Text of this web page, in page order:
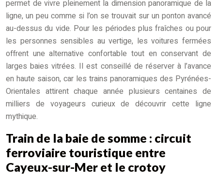
permet de vivre pleinement la dimension panoramique de la
ligne, un peu comme si l’on se trouvait sur un ponton avancé
au-dessus du vide. Pour les périodes plus fraîches ou pour
les personnes sensibles au vertige, les voitures fermées
offrent une alternative confortable tout en conservant de
larges baies vitrées. Il est conseillé de réserver à l’avance
en haute saison, car les trains panoramiques des Pyrénées-
Orientales attirent chaque année plusieurs centaines de
milliers de voyageurs curieux de découvrir cette ligne
mythique.
Train de la baie de somme : circuit
ferroviaire touristique entre
Cayeux-sur-Mer et le crotoy